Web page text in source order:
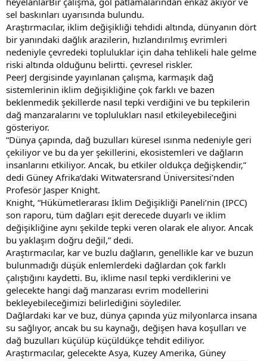
a
n
i
h
i
sel baskınları uyarısında bulundu.
Araştırmacılar, iklim değişikliği tehdidi altında, dünyanın dört
bir yanındaki dağlık arazilerin, hızlandırılmış evrimleri
nedeniyle çevredeki topluluklar için daha tehlikeli hale gelme
riski altında olduğunu belirtti. çevresel riskler.
PeerJ dergisinde yayınlanan çalışma, karmaşık dağ
sistemlerinin iklim değişikliğine çok farklı ve bazen
beklenmedik şekillerde nasıl tepki verdiğini ve bu tepkilerin
dağ manzaralarını ve toplulukları nasıl etkileyebileceğini
gösteriyor.
“Dünya çapında, dağ buzulları küresel ısınma nedeniyle geri
çekiliyor ve bu da yer şekillerini, ekosistemleri ve dağların
insanlarını etkiliyor. Ancak, bu etkiler oldukça değişkendir,”
dedi Güney Afrika’daki Witwatersrand Üniversitesi’nden
Profesör Jasper Knight.
Knight, “Hükümetlerarası İklim Değişikliği Paneli’nin (IPCC)
son raporu, tüm dağları eşit derecede duyarlı ve iklim
değişikliğine aynı şekilde tepki veren olarak ele alıyor. Ancak
bu yaklaşım doğru değil,” dedi.
Araştırmacılar, kar ve buzlu dağların, genellikle kar ve buzun
bulunmadığı düşük enlemlerdeki dağlardan çok farklı
çalıştığını kaydetti. Bu, iklime nasıl tepki verdiklerini ve
gelecekte hangi dağ manzarası evrim modellerini
bekleyebileceğimizi belirlediğini söylediler.
Dağlardaki kar ve buz, dünya çapında yüz milyonlarca insana
su sağlıyor, ancak bu su kaynağı, değişen hava koşulları ve
dağ buzulları küçülüp küçüldükçe tehdit ediliyor.
Araştırmacılar, gelecekte Asya, Kuzey Amerika, Güney